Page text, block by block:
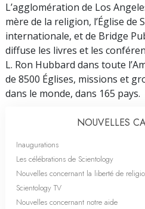
L’agglomération de Los
mère de la religion, l’Église de
internationale, et de Bridge
diffuse les livres et les
L. Ron Hubbard dans toute
de 8500 Églises, missions et
dans le monde, dans 165 pays.
NOUVELLES
Inaugurations
Les célébrations de Scientology
Nouvelles concernant la liberté de
Scientology TV
Nouvelles concernant notre aide